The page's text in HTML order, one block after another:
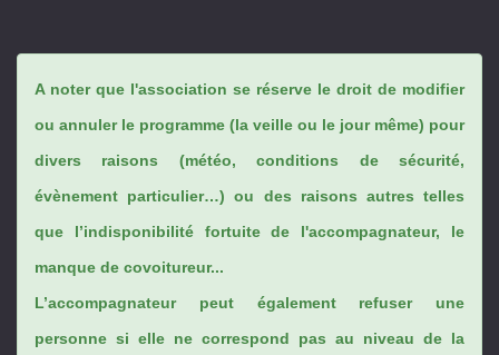
A noter que l'association se réserve le droit de modifier
ou annuler le programme (la veille ou le jour même) pour
divers raisons (météo, conditions de sécurité,
évènement particulier…) ou des raisons autres telles
que l’indisponibilité fortuite de l'accompagnateur, le
manque de covoitureur...
L’accompagnateur peut également refuser une
personne si elle ne correspond pas au niveau de la